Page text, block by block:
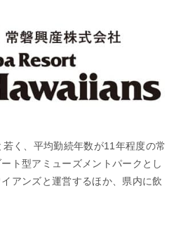
く、平均勤続年数が11年程度の常
ト型アミューズメントパークとし
アンズと運営するほか、県内に飲